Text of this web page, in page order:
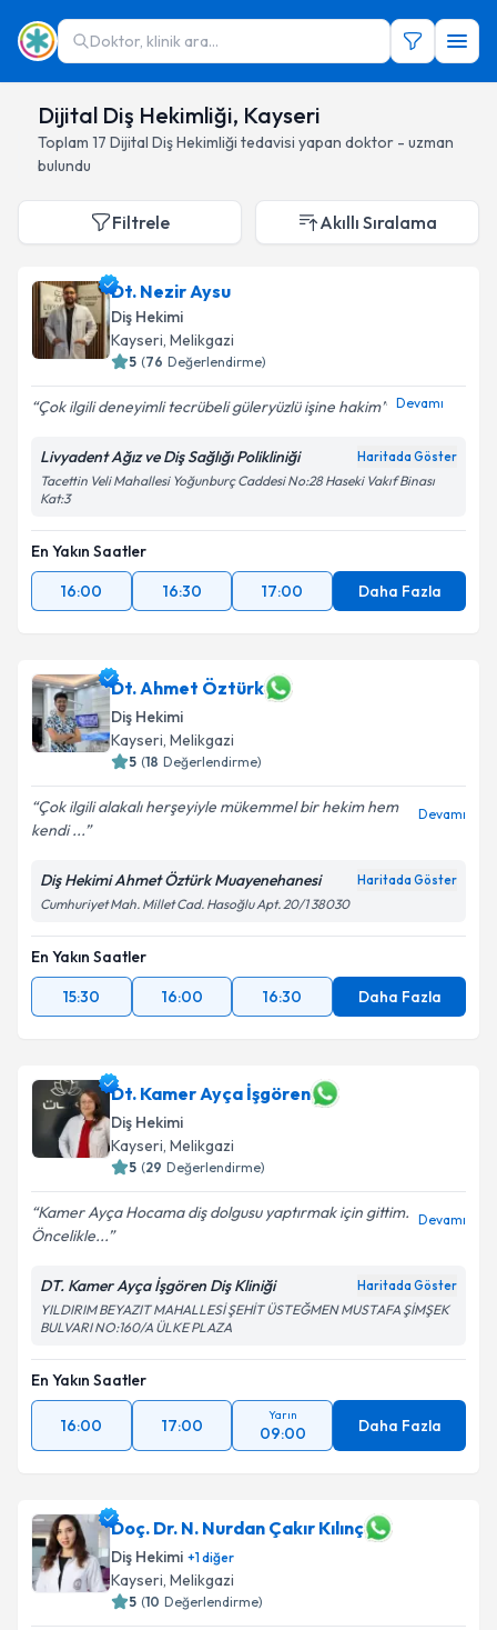
Doktor, klinik ara...
Dijital Diş Hekimliği, Kayseri
Toplam 17 Dijital Diş Hekimliği tedavisi yapan doktor - uzman
bulundu
Filtrele Akıllı Sıralama
Dt. Nezir Aysu
Diş Hekimi
Kayseri, Melikgazi
5 (76 Değerlendirme)
Çok ilgili deneyimli tecrübeli güleryüzlü işine hakim Devamı
Livyadent Ağız ve Diş Sağlığı Polikliniği Haritada Göster
Tacettin Veli Mahallesi Yoğunburç Caddesi No:28 Haseki Vakıf Binası
Kat:3
En Yakın Saatler
16:00
16:30 17:00 Daha Fazla
Dt. Ahmet Öztürk
Diş Hekimi
Kayseri, Melikgazi
5 (18 Değerlendirme)
Çok ilgili alakalı herşeyiyle mükemmel bir hekim hem
kendi ...
Devamı
Diş Hekimi Ahmet Öztürk Muayenehanesi Haritada Göster
Cumhuriyet Mah. Millet Cad. Hasoğlu Apt. 20/1 38030
En Yakın Saatler
15:30
16:00 16:30 Daha Fazla
Dt. Kamer Ayça İşgören
Diş Hekimi
Kayseri, Melikgazi
5 (29 Değerlendirme)
Kamer Ayça Hocama diş dolgusu yaptırmak için gittim.
Öncelikle...
Devamı
DT. Kamer Ayça İşgören Diş Kliniği Haritada Göster
YILDIRIM BEYAZIT MAHALLESİ ŞEHİT ÜSTEĞMEN MUSTAFA ŞİMŞEK
BULVARI NO:160/A ÜLKE PLAZA
En Yakın Saatler
16:00 17:00
Yarın
09:00 Daha Fazla
Doç. Dr. N. Nurdan Çakır Kılınç
Diş Hekimi +1diğer
Kayseri, Melikgazi
5 (10 Değerlendirme)